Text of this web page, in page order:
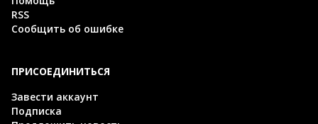
RSS
Сообщить об ошибке
ПРИСОЕДИНИТЬСЯ
Завести аккаунт
Подписка